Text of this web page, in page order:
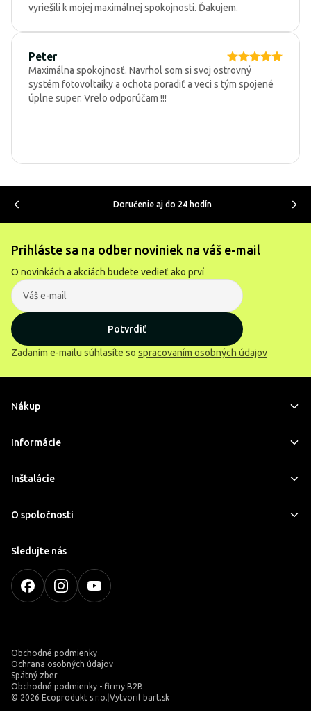
vyriešili k mojej maximálnej spokojnosti. Ďakujem.
Peter
Maximálna spokojnosť. Navrhol som si svoj ostrovný
systém fotovoltaiky a ochota poradiť a veci s tým spojené
úplne super. Vrelo odporúčam !!!
Doručenie aj do 24 hodín
Prihláste sa na odber noviniek na váš e-mail
O novinkách a akciách budete vedieť ako prví
Potvrdiť
Zadaním e-mailu súhlasíte so spracovaním osobných údajov
Nákup
Informácie
Inštalácie
O spoločnosti
Sledujte nás
Obchodné podmienky
Ochrana osobných údajov
Spätný zber
Obchodné podmienky - firmy B2B
© 2026 Ecoprodukt s.r.o. Vytvoril bart.sk